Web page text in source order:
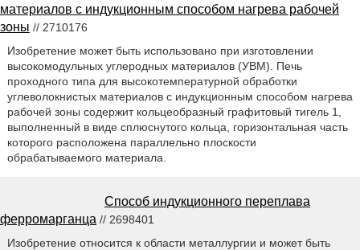
материалов с индукционным способом нагрева рабочей
зоны // 2710176
Изобретение может быть использовано при изготовлении
высокомодульных углеродных материалов (УВМ). Печь
проходного типа для высокотемпературной обработки
углеволокнистых материалов с индукционным способом нагрева
рабочей зоны содержит кольцеобразный графитовый тигель 1,
выполненный в виде сплюснутого кольца, горизонтальная часть
которого расположена параллельно плоскости
обрабатываемого материала.
Способ индукционного переплава
ферромарганца // 2698401
Изобретение относится к области металлургии и может быть